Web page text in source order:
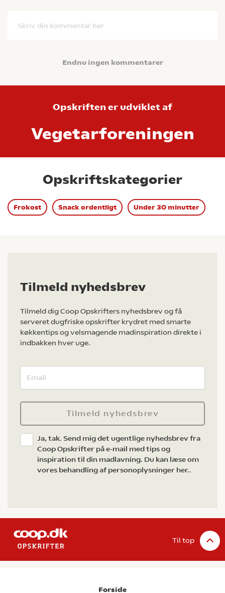
Skriv din kommentar her
Endnu ingen kommentarer
Opskriften er udviklet af
Vegetarforeningen
Opskriftskategorier
Frokost Snack ordentligt Under 30 minutter
Tilmeld nyhedsbrev
Tilmeld dig Coop Opskrifters nyhedsbrev og få
serveret dugfriske opskrifter krydret med smarte
køkkentips og velsmagende madinspiration direkte i
indbakken hver uge.
Tilmeld nyhedsbrev
Ja, tak. Send mig det ugentlige nyhedsbrev fra
Coop Opskrifter på e-mail med tips og
inspiration til din madlavning. Du kan læse om
vores behandling af personoplysninger her..
Til top
Forside